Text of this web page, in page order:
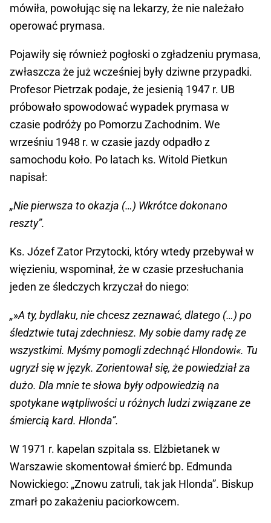
mówiła, powołując się na lekarzy, że nie należało
operować prymasa.
Pojawiły się również pogłoski o zgładzeniu prymasa,
zwłaszcza że już wcześniej były dziwne przypadki.
Profesor Pietrzak podaje, że jesienią 1947 r. UB
próbowało spowodować wypadek prymasa w
czasie podróży po Pomorzu Zachodnim. We
wrześniu 1948 r. w czasie jazdy odpadło z
samochodu koło. Po latach ks. Witold Pietkun
napisał:
„Nie pierwsza to okazja (…) Wkrótce dokonano
reszty”.
Ks. Józef Zator Przytocki, który wtedy przebywał w
więzieniu, wspominał, że w czasie przesłuchania
jeden ze śledczych krzyczał do niego:
„»A ty, bydlaku, nie chcesz zeznawać, dlatego (…) po
śledztwie tutaj zdechniesz. My sobie damy radę ze
wszystkimi. Myśmy pomogli zdechnąć Hlondowi«. Tu
ugryzł się w język. Zorientował się, że powiedział za
dużo. Dla mnie te słowa były odpowiedzią na
spotykane wątpliwości u różnych ludzi związane ze
śmiercią kard. Hlonda”.
W 1971 r. kapelan szpitala ss. Elżbietanek w
Warszawie skomentował śmierć bp. Edmunda
Nowickiego: „Znowu zatruli, tak jak Hlonda”. Biskup
zmarł po zakażeniu paciorkowcem.